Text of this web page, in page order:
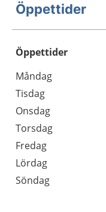
Öppettider
Öppettider
Dag
Öppettider
Kommentarer
Måndag
Tisdag
Onsdag
Torsdag
Fredag
Lördag
Söndag